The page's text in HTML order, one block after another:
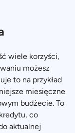
wiele korzyści,
możesz
to na przykład
miesięczne
budżecie. To
co
aktualnej